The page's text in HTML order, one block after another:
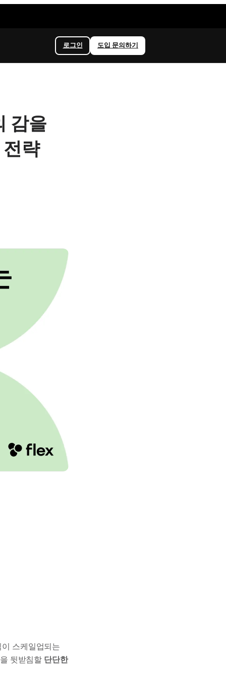
로그인 도입 문의하기
감을
략
스케일업되는
뒷받침할 단단한